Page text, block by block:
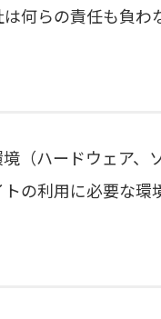
何らの責任も負わ
（ハードウェア、
の利用に必要な環